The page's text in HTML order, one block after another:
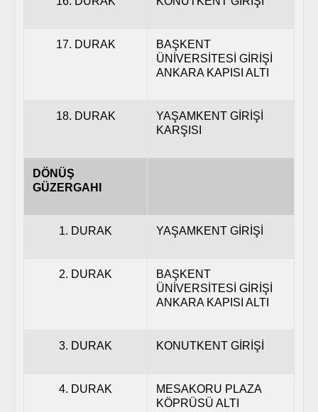
17. DURAK
BAŞKENT
ÜNİVERSİTESİ GİRİŞİ
ANKARA KAPISI ALTI
18. DURAK
YAŞAMKENT GİRİŞİ
KARŞISI
DÖNÜŞ
GÜZERGAHI
1. DURAK YAŞAMKENT GİRİŞİ
2. DURAK
BAŞKENT
ÜNİVERSİTESİ GİRİŞİ
ANKARA KAPISI ALTI
3. DURAK KONUTKENT GİRİŞİ
4. DURAK
MESAKORU PLAZA
KÖPRÜSÜ ALTI